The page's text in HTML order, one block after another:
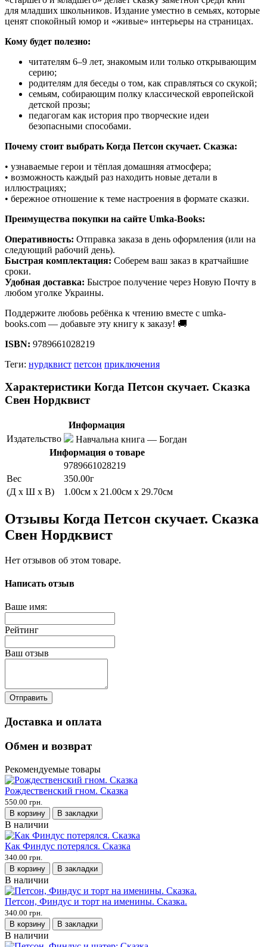
для младших школьников. Издание уместно в семьях, которые
ценят спокойный юмор и «живые» интерьеры на страницах.
Кому будет полезно:
читателям 6–9 лет, знакомым или только открывающим
серию;
родителям для беседы о том, как справляться со скукой;
семьям, собирающим полку классической европейской
детской прозы;
педагогам как история про творческие идеи
безопасными способами.
Почему стоит выбрать Когда Петсон скучает. Сказка:
• узнаваемые герои и тёплая домашняя атмосфера;
• возможность каждый раз находить новые детали в
иллюстрациях;
• бережное отношение к теме настроения в формате сказки.
Преимущества покупки на сайте Umka-Books:
Оперативность: Отправка заказа в день оформления (или на
следующий рабочий день).
Быстрая комплектация: Соберем ваш заказ в кратчайшие
сроки.
Удобная доставка: Быстрое получение через Новую Почту в
любом уголке Украины.
Поддержите любовь ребёнка к чтению вместе с umka-
books.com — добавьте эту книгу к заказу! 🚚
ISBN: 9789661028219
Теги: нурдквист петсон приключения
Характеристики Когда Петсон скучает. Сказка
Свен Нордквист
Информация
Издательство
Навчальна книга — Богдан
Информация о товаре
9789661028219
Вес
350.00г
(Д x Ш x В)
1.00см x 21.00см x 29.70см
Отзывы Когда Петсон скучает. Сказка
Свен Нордквист
Нет отзывов об этом товаре.
Написать отзыв
Ваше имя:
Рейтинг
Ваш отзыв
Отправить
Доставка и оплата
Обмен и возврат
Рекомендуемые товары
Рождественский гном. Сказка
550.00 грн.
В корзину
В закладки
В наличии
Как Финдус потерялся. Сказка
340.00 грн.
В корзину
В закладки
В наличии
Петсон, Финдус и торт на именины. Сказка.
340.00 грн.
В корзину
В закладки
В наличии